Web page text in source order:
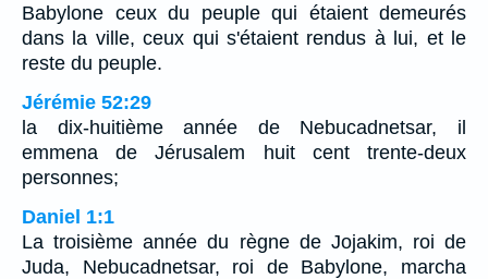
Babylone ceux du peuple qui étaient demeurés
dans la ville, ceux qui s'étaient rendus à lui, et le
reste du peuple.
Jérémie 52:29
la dix-huitième année de Nebucadnetsar, il
emmena de Jérusalem huit cent trente-deux
personnes;
Daniel 1:1
La troisième année du règne de Jojakim, roi de
Juda, Nebucadnetsar, roi de Babylone, marcha